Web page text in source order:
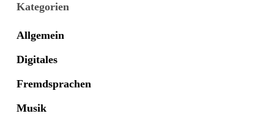
Kategorien
Allgemein
Digitales
Fremdsprachen
Musik